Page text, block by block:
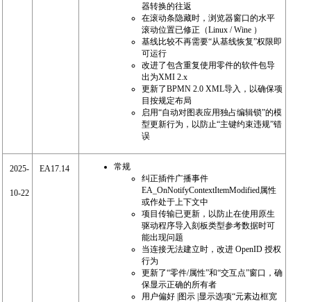
器转换的往返
在滚动条隐藏时，浏览器窗口的水平
滚动位置已修正（Linux / Wine ）
基线比较不再需要“从基线恢复”权限即
可运行
改进了包含重复使用零件的软件包导
出为XMI 2.x
更新了BPMN 2.0 XML导入，以确保项
目按规定布局
启用“自动对图表应用独占编辑锁”的模
型更新行为，以防止“主键约束违规”错
误
2025-
10-22
EA17.14
常规
纠正插件广播事件
EA_OnNotifyContextItemModified属性
或作处于上下文中
项目传输已更新，以防止在使用原生
驱动程序导入刻板类型参考数据时可
能出现问题
当连接无法建立时，改进 OpenID 授权
行为
更新了“零件/属性”和“交互点”窗口，确
保显示正确的所有者
用户偏好 |图示 |显示选项“元素边框宽